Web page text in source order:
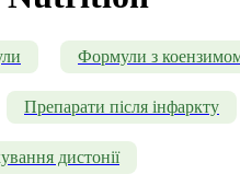
Формули з
Препарати після інфаркту
дистонії